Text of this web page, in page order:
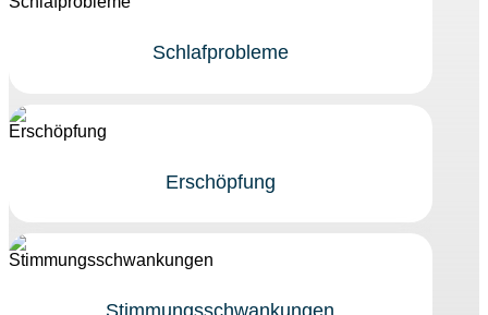
Schlafprobleme
Erschöpfung